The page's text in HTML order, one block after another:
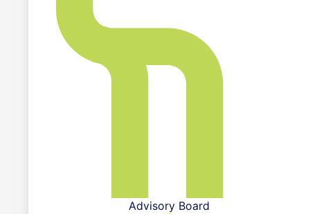
Advisory Board